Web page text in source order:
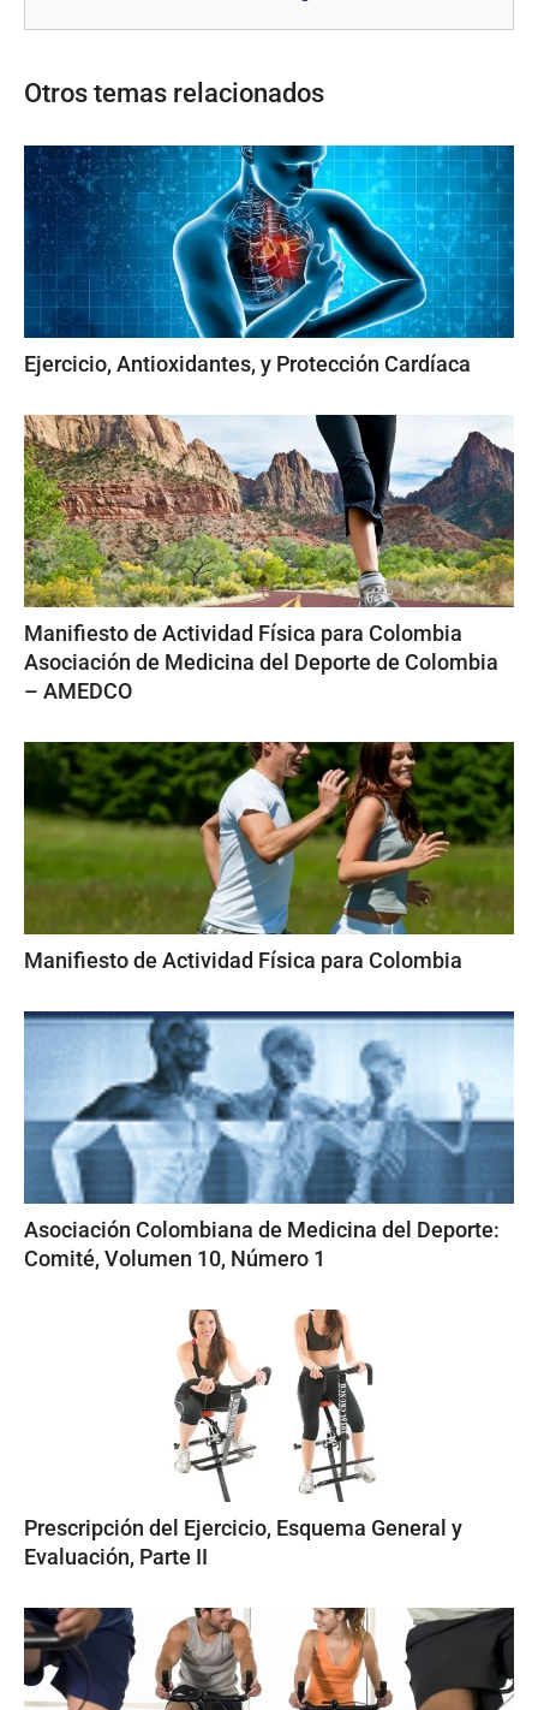
Otros temas relacionados
Ejercicio, Antioxidantes, y Protección Cardíaca
Manifiesto de Actividad Física para Colombia
Asociación de Medicina del Deporte de Colombia
– AMEDCO
Manifiesto de Actividad Física para Colombia
Asociación Colombiana de Medicina del Deporte:
Comité, Volumen 10, Número 1
Prescripción del Ejercicio, Esquema General y
Evaluación, Parte II